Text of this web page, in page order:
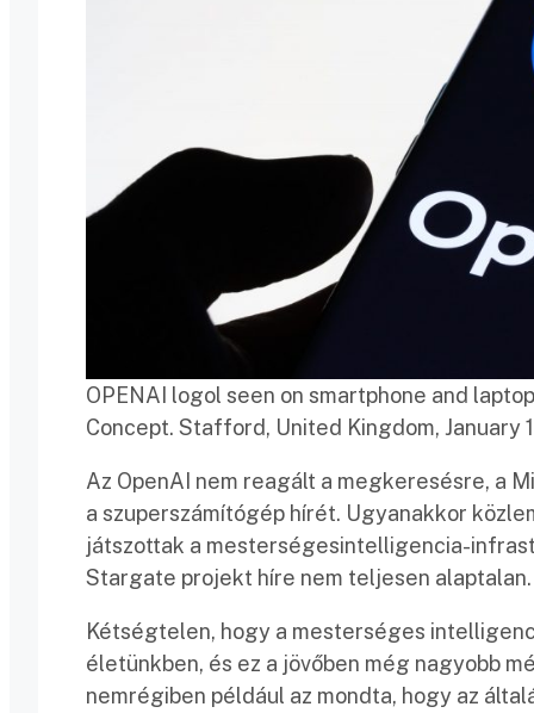
OPENAI logol seen on smartphone and
Concept. Stafford, United Kingdom, January
Az OpenAI nem reagált a megkeresésre, a
a szuperszámítógép hírét. Ugyanakkor
játszottak a mesterségesintelligencia-
Stargate projekt híre nem teljesen alaptalan.
Kétségtelen, hogy a mesterséges
életünkben, és ez a jövőben még nagyobb
nemrégiben például az mondta, hogy az